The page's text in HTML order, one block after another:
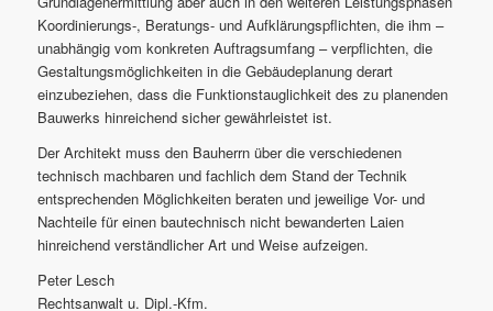
Koordinierungs-, Beratungs- und Aufklärungspflichten, die ihm –
unabhängig vom konkreten Auftragsumfang – verpflichten, die
Gestaltungsmöglichkeiten in die Gebäudeplanung derart
einzubeziehen, dass die Funktionstauglichkeit des zu planenden
Bauwerks hinreichend sicher gewährleistet ist.
Der Architekt muss den Bauherrn über die verschiedenen
technisch machbaren und fachlich dem Stand der Technik
entsprechenden Möglichkeiten beraten und jeweilige Vor- und
Nachteile für einen bautechnisch nicht bewanderten Laien
hinreichend verständlicher Art und Weise aufzeigen.
Peter Lesch
Rechtsanwalt u. Dipl.-Kfm.